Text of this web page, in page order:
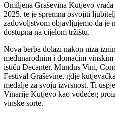
Omiljena Graševina Kutjevo vraća
2025. te je spremna osvojiti
zadovoljstvom objavljujemo da je
dostupna na cijelom tržištu.
Nova berba dolazi nakon niza
međunarodnim i domaćim
ističu Decanter, Mundus Vini,
Festival Graševine, gdje
medalje za svoju izvrsnost. Ti
Vinarije Kutjevo kao vodećeg
vinske sorte.